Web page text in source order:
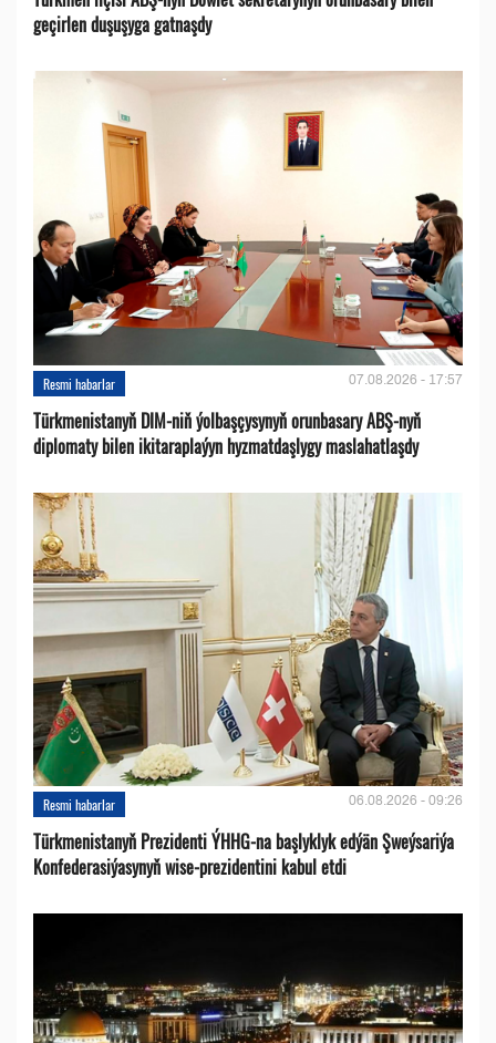
geçirlen duşuşyga gatnaşdy
Resmi habarlar 07.08.2026 - 17:57
Türkmenistanyň DIM-niň ýolbaşçysynyň orunbasary ABŞ-nyň
diplomaty bilen ikitaraplaýyn hyzmatdaşlygy maslahatlaşdy
Resmi habarlar 06.08.2026 - 09:26
Türkmenistanyň Prezidenti ÝHHG-na başlyklyk edýän Şweýsariýa
Konfederasiýasynyň wise-prezidentini kabul etdi